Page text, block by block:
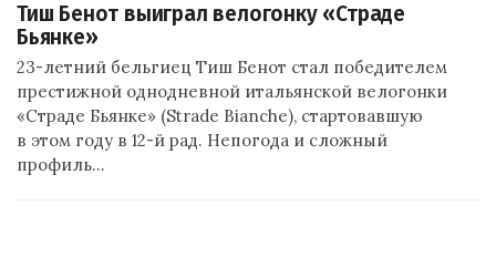
Тиш Бенот выиграл велогонку «Страде
Бьянке»
23-летний бельгиец Тиш Бенот стал победителем
престижной однодневной итальянской велогонки
«Страде Бьянке» (Strade Bianche), стартовавшую
в этом году в 12-й рад. Непогода и сложный
профиль…